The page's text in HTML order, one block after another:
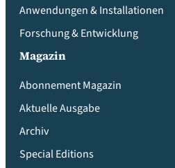
Anwendungen & Installationen
Forschung & Entwicklung
Magazin
Abonnement Magazin
Aktuelle Ausgabe
Archiv
Special Editions